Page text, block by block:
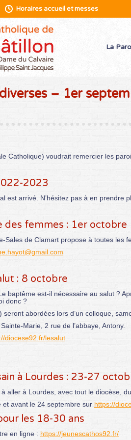
Horaires accueil et messes
La
– 1er
Catholique) voudrait remercier les
2023
est arrivé. N’hésitez pas à en
des femmes : 1er octobre
Sales de Clamart propose à toutes les
: 8 octobre
baptême est-il nécessaire au salut ?
donc ?
seront abordées lors d’un colloque,
Marie, 2 rue de l’abbaye, Antony.
diocese92.fr/lesalut
à Lourdes : 23-27
à aller à Lourdes, avec tout le diocèse,
et avant le 24 septembre sur https://
les 18-30 ans
en ligne : https://jeunescathos92.fr/